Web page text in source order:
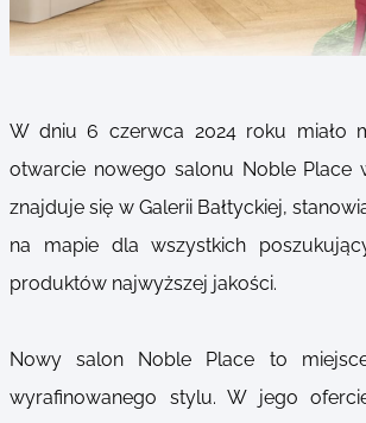
W dniu 6 czerwca 2024 roku miało
otwarcie nowego salonu Noble Place
znajduje się w Galerii Bałtyckiej,
na mapie dla wszystkich
produktów najwyższej jakości.
Nowy salon Noble Place to
wyrafinowanego stylu. W jego